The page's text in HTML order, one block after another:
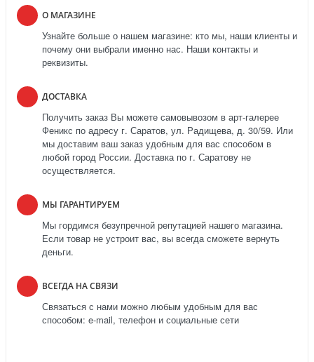
О МАГАЗИНЕ
Узнайте больше о нашем магазине: кто мы, наши клиенты и
почему они выбрали именно нас. Наши контакты и
реквизиты.
ДОСТАВКА
Получить заказ Вы можете самовывозом в арт-галерее
Феникс по адресу г. Саратов, ул. Радищева, д. 30/59. Или
мы доставим ваш заказ удобным для вас способом в
любой город России. Доставка по г. Саратову не
осуществляется.
МЫ ГАРАНТИРУЕМ
Мы гордимся безупречной репутацией нашего магазина.
Если товар не устроит вас, вы всегда сможете вернуть
деньги.
ВСЕГДА НА СВЯЗИ
Связаться с нами можно любым удобным для вас
способом: e-mail, телефон и социальные сети